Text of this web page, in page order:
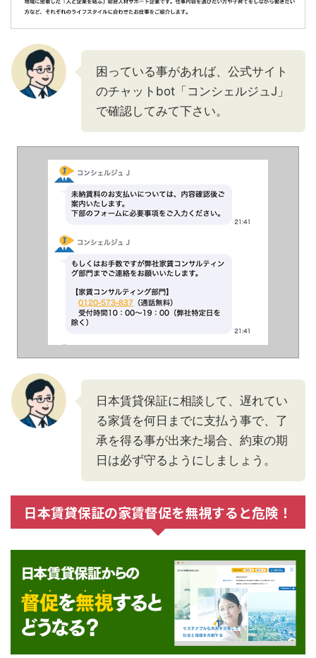
困っている事があれば、公式サイト
のチャットbot「コンシェルジュJ」
で確認してみて下さい。
日本賃貸保証に相談して、遅れてい
る家賃を何日までに支払う事で、了
承を得る事が出来た場合、約束の期
日は必ず守るようにしましょう。
日本賃貸保証の家賃督促を無視すると危険！